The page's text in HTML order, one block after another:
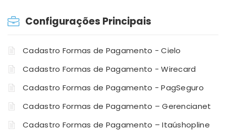
Configurações Principais
Cadastro Formas de Pagamento - Cielo
Cadastro Formas de Pagamento - Wirecard
Cadastro Formas de Pagamento - PagSeguro
Cadastro Formas de Pagamento – Gerencianet
Cadastro Formas de Pagamento – Itaúshopline